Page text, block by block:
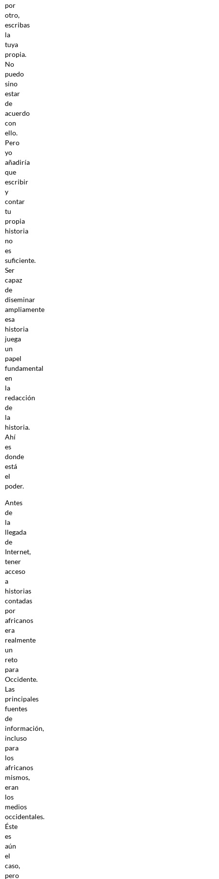
por
otro,
escribas
la
tuya
propia.
No
puedo
sino
estar
de
acuerdo
con
ello.
Pero
yo
añadiría
que
escribir
y
contar
tu
propia
historia
no
es
suficiente.
Ser
capaz
de
diseminar
ampliamente
esa
historia
juega
un
papel
fundamental
en
la
redacción
de
la
historia.
Ahí
es
donde
está
el
poder.
Antes
de
la
llegada
de
Internet,
tener
acceso
a
historias
contadas
por
africanos
era
realmente
un
reto
para
Occidente.
Las
principales
fuentes
de
información,
incluso
para
los
africanos
mismos,
eran
los
medios
occidentales.
Éste
es
aún
el
caso,
pero